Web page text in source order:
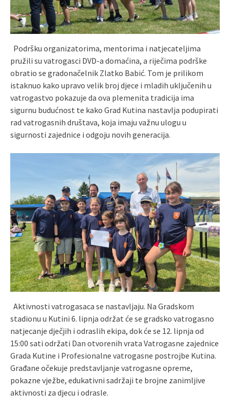
Podršku organizatorima, mentorima i natjecateljima
pružili su vatrogasci DVD-a domaćina, a riječima podrške
obratio se gradonačelnik Zlatko Babić. Tom je prilikom
istaknuo kako upravo velik broj djece i mladih uključenih u
vatrogastvo pokazuje da ova plemenita tradicija ima
sigurnu budućnost te kako Grad Kutina nastavlja podupirati
rad vatrogasnih društava, koja imaju važnu ulogu u
sigurnosti zajednice i odgoju novih generacija.
Aktivnosti vatrogasaca se nastavljaju. Na Gradskom
stadionu u Kutini 6. lipnja održat će se gradsko vatrogasno
natjecanje dječjih i odraslih ekipa, dok će se 12. lipnja od
15:00 sati održati Dan otvorenih vrata Vatrogasne zajednice
Grada Kutine i Profesionalne vatrogasne postrojbe Kutina.
Građane očekuje predstavljanje vatrogasne opreme,
pokazne vježbe, edukativni sadržaji te brojne zanimljive
aktivnosti za djecu i odrasle.